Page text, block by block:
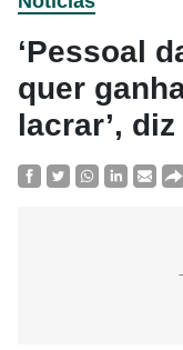
‘Pessoal
quer
lacrar’,